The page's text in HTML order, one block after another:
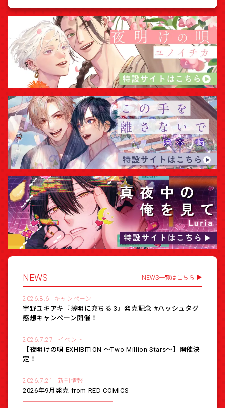
NEWS NEWS一覧はこちら
2026.8.6 キャンペーン
宇野ユキアキ『薄明に充ちる 3』発売記念 #ハッシュタグ
感想キャンペーン開催！
2026.7.27 イベント
【夜明けの唄 EXHIBITION 〜Two Million Stars〜】開催決
定！
2026.7.21 新刊情報
2026年9月発売 from RED COMICS